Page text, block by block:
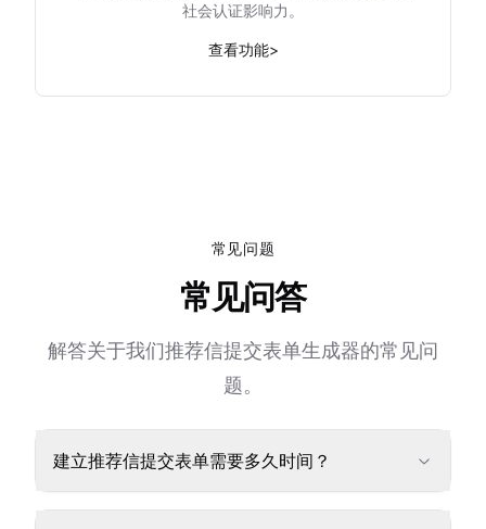
社会认证影响力。
查看功能>
常见问题
常见问答
解答关于我们推荐信提交表单生成器的常见问
题。
建立推荐信提交表单需要多久时间？